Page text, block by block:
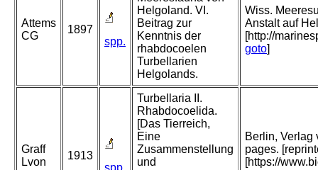
Attems
CG
1897
spp.
Helgoland. VI.
Beitrag zur
Kenntnis der
rhabdocoelen
Turbellarien
Helgolands.
Wiss.
Anstalt auf
[http://
goto]
Graff
Lvon
1913
Turbellaria II.
Rhabdocoelida.
[Das Tierreich,
Eine
Zusammenstellung
und
Berlin, Verlag
pages.
[https://